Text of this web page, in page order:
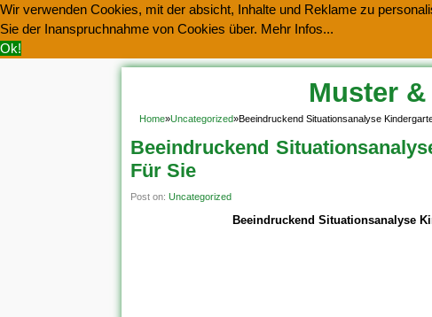
Wir verwenden Cookies, mit der absicht, Inhalte und Reklame zu
Sie der Inanspruchnahme von Cookies über. Mehr Infos...
Ok!
Muster
Home»Uncategorized»Beeindruckend Situationsanalyse
Beeindruckend
Für Sie
Post on: Uncategorized
Beeindruckend Situationsanalyse